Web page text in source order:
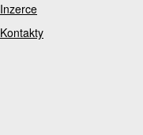
Inzerce
Kontakty